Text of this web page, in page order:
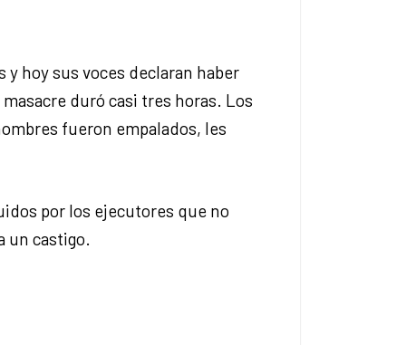
hoy sus voces declaran haber
duró casi tres horas. Los
fueron empalados, les
por los ejecutores que no
un castigo.